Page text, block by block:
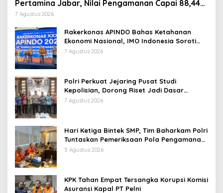
Pertamina Jabar, Nilai Pengamanan Capai 88,44
Persen
7 Agustus 2026
Rakerkonas APINDO Bahas Ketahanan
Ekonomi Nasional, IMO Indonesia Soroti
Pentingnya Kolaborasi Lintas Sektor
7 Agustus 2026
Polri Perkuat Jejaring Pusat Studi
Kepolisian, Dorong Riset Jadi Dasar
Kebijakan dan Inovasi
7 Agustus 2026
Hari Ketiga Bintek SMP, Tim Baharkam Polri
Tuntaskan Pemeriksaan Pola Pengamanan
Pertamina Patra Niaga Jabar
5 Agustus 2026
KPK Tahan Empat Tersangka Korupsi Komisi
Asuransi Kapal PT Pelni